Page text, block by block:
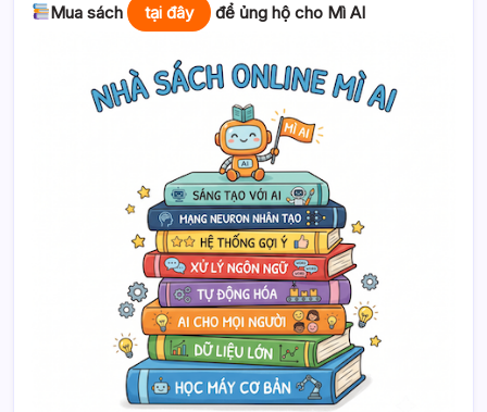
Mua sách tại đây để ủng hộ cho Mì AI